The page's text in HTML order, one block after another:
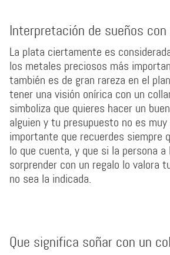
Interpretación de sueños
La plata ciertamente es
los metales preciosos más
también es de gran rareza en el
tener una visión onírica con un
simboliza que quieres hacer un
alguien y tu presupuesto no es
importante que recuerdes siempre
lo que cuenta, y que si la persona a
sorprender con un regalo lo valora
no sea la indicada.
Que significa soñar con un